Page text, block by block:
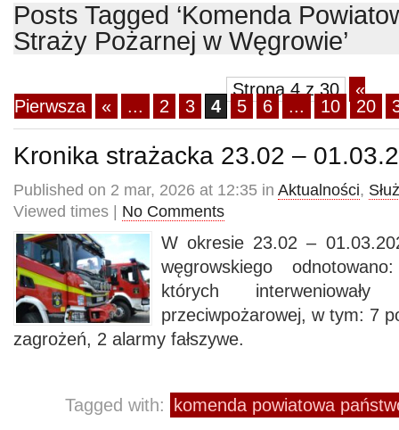
Posts Tagged ‘Komenda
Straży Pożarnej w Węgrowie’
Strona 4 z 30
«
Pierwsza
« ... 2 3 4 5 6 ... 10 20
Kronika strażacka 23.02 –
Published on 2 mar, 2026 at 12:35 in Aktualności,
Viewed times | No Comments
W okresie 23.02 –
węgrowskiego
których
przeciwpożarowej, w tym: 7
zagrożeń, 2 alarmy fałszywe.
Tagged with: komenda powiatowa